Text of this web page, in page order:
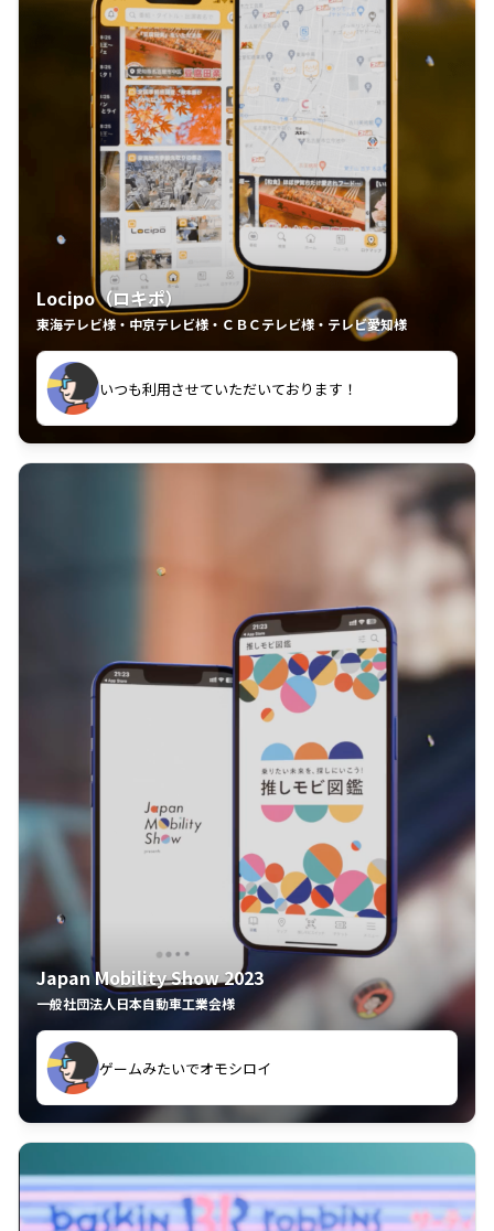
Locipo（ロキポ）
東海テレビ様・中京テレビ様・ＣＢＣテレビ様・テレビ愛知様
中京テレビのおもしろ番組が視聴可能地域外からも見
れるの嬉しいポイント
いつも利用させていただいております！
Japan Mobility Show 2023
一般社団法人日本自動車工業会様
夢中で推しモビを探してビッグサイトで6時間も滞在
してしまった
久々のモーターショーがアプリでもっと楽しめました